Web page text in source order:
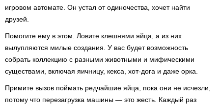
игровом автомате. Он устал от одиночества, хочет найти
друзей.
Помогите ему в этом. Ловите клешнями яйца, а из них
вылупляются милые создания. У вас будет возможность
собрать коллекцию с разными животными и мифическими
существами, включая яичницу, кекса, хот-дога и даже орка.
Примите вызов поймать редчайшие яйца, пока они не исчезли,
потому что перезагрузка машины — это жесть. Каждый раз